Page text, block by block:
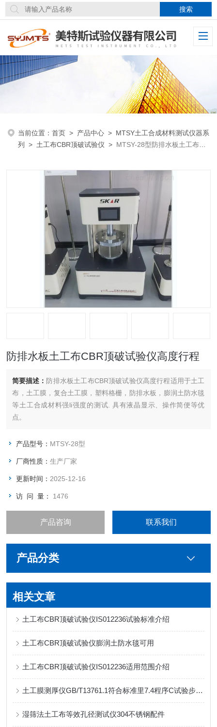
当前位置：首页 > 产品中心 > MTSY土工合成材料测试仪器系
列
> 土工布CBR顶破试验仪 > MTSY-28型防排水板土工布
防排水板土工布CBR顶破试验仪高度行程
简要描述： 防排水板土工布CBR顶破试验仪高度行程适用于土工
布，土工膜，复合土工膜，塑料格栅，防排水板，膨润土防水毯
等土工合成材料强li强度的测试. 具有液晶显示、操作简便等优
点。
产品型号： MTSY-28型
厂商性质：生产厂家
更新时间： 2025-12-16
访 问 量： 1476
产品咨询 联系我们
产品分类
相关文章
土工布CBR顶破试验仪IS012236试验标准介绍
土工布CBR顶破试验仪膨润土防水毯可用
土工布CBR顶破试验仪IS012236适用范围介绍
土工膜测厚仪GB/T13761.1符合标准里7.4程序C试验步骤要求
湿筛法土工布等效孔径测试仪304不锈钢配件